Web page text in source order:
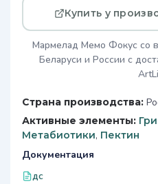
Страна производства:
Активные элементы:
Метабиотики, Пектин
Документация
дс
Купить у
Мармелад Мемо Фокус со
Беларуси и России с